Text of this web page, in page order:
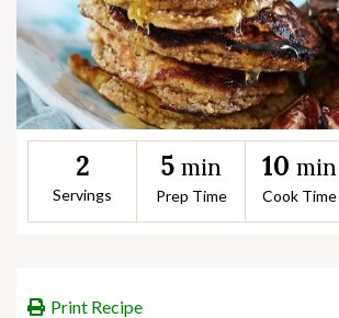
2
Servings
5 min
Prep Time
10 min
Cook Time
Print Recipe